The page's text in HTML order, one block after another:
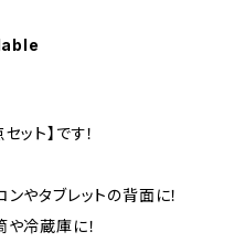
ット】です！
やタブレットの背面に！
や冷蔵庫に！